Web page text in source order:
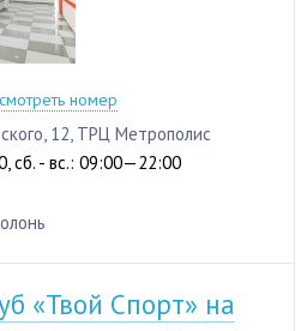
469-06-07
номер
12, ТРЦ Метрополис
сб. - вс.: 09:00—22:00
«Твой Спорт» на